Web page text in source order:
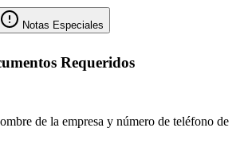
Notas Especiales
Requeridos
de la empresa y número de teléfono de